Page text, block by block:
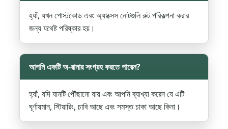
হ্যাঁ, যখন পোস্টকোড এবং অ্যাক্সেস নোটগুলি রুট পরিকল্পনা করার
জন্য যথেষ্ট পরিষ্কার হয়।
আপনি একটি অ-রানার সংগ্রহ করতে পারেন?
হ্যাঁ, যদি যানটি পৌঁছানো যায় এবং আপনি ব্যাখ্যা করেন যে এটি
ঘূর্ণায়মান, স্টিয়ারিং, চাবি আছে এবং সমস্ত চাকা আছে কিনা।